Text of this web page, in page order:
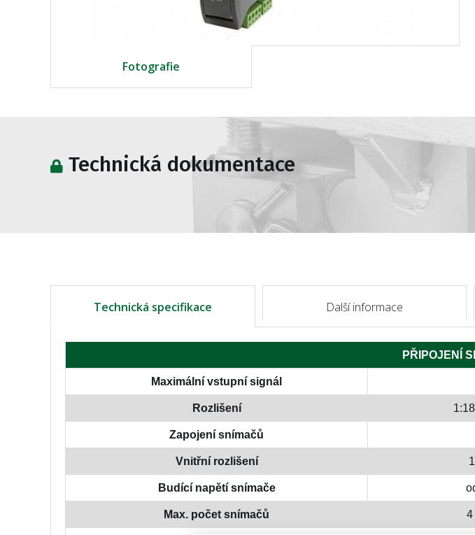
Fotografie
Technická dokumentace
Technická specifikace Další informace
PŘIPOJENÍ
Maximální vstupní signál
Rozlišení
Zapojení snímačů
Vnitřní rozlišení
Budící napětí snímače
Max. počet snímačů 4